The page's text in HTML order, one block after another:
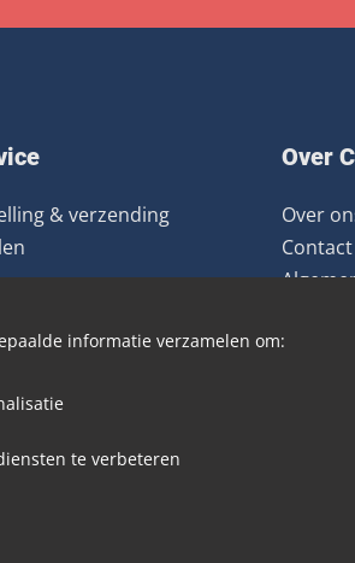
& verzending
Over
Over
Contact
informatie verzamelen om:
te verbeteren